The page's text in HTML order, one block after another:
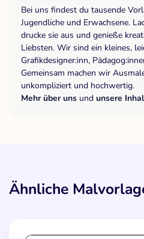
Bei uns findest du tausende
Jugendliche und Erwachsene.
drucke sie aus und genieße
Liebsten. Wir sind ein kleines,
Grafikdesigner:inn,
Gemeinsam machen wir
unkompliziert und hochwertig.
Mehr über uns und unsere
Ähnliche